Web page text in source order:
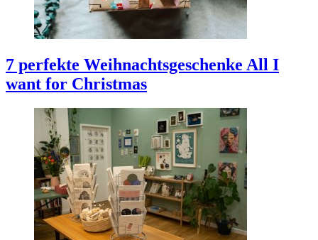
7 perfekte Weihnachtsgeschenke All I
want for Christmas